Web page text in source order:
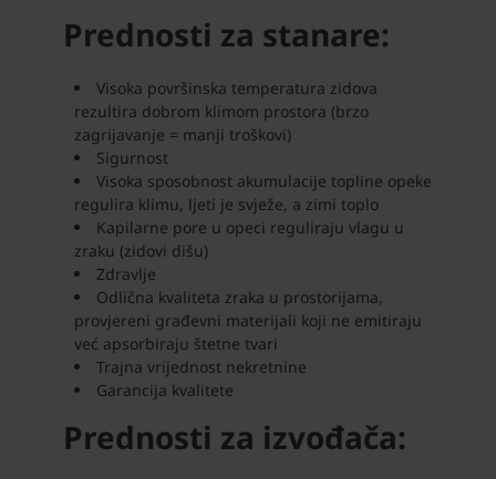
Prednosti za stanare:
Visoka površinska temperatura zidova
rezultira dobrom klimom prostora (brzo
zagrijavanje = manji troškovi)
Sigurnost
Visoka sposobnost akumulacije topline opeke
regulira klimu, ljeti je svježe, a zimi toplo
Kapilarne pore u opeci reguliraju vlagu u
zraku (zidovi dišu)
Zdravlje
Odlična kvaliteta zraka u prostorijama,
provjereni građevni materijali koji ne emitiraju
već apsorbiraju štetne tvari
Trajna vrijednost nekretnine
Garancija kvalitete
Prednosti za izvođača: